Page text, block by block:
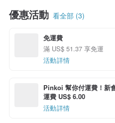
優惠活動 看全部 (3)
免運費
滿 US$ 51.37 享免運
活動詳情
Pinkoi 幫你付運費！新
運費 US$ 6.00
活動詳情